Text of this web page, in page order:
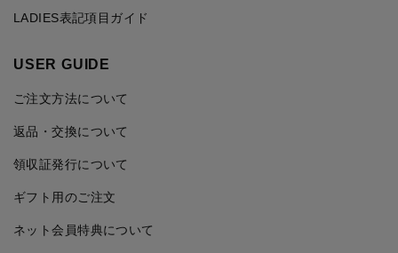
LADIES表記項目ガイド
USER GUIDE
ご注文方法について
返品・交換について
領収証発行について
ギフト用のご注文
ネット会員特典について